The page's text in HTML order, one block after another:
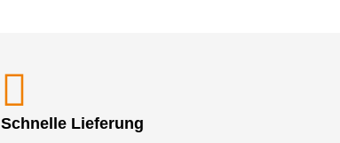
Schnelle Lieferung